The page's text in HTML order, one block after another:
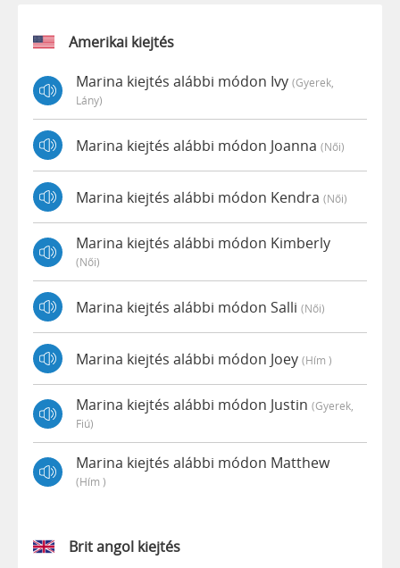
Amerikai kiejtés
Marina kiejtés alábbi módon Ivy (gyerek,
Lány)
Marina kiejtés alábbi módon Joanna (női)
Marina kiejtés alábbi módon Kendra (női)
Marina kiejtés alábbi módon Kimberly
(női)
Marina kiejtés alábbi módon Salli (női)
Marina kiejtés alábbi módon Joey (hím )
Marina kiejtés alábbi módon Justin (gyerek,
Fiú)
Marina kiejtés alábbi módon Matthew
(hím )
Brit angol kiejtés